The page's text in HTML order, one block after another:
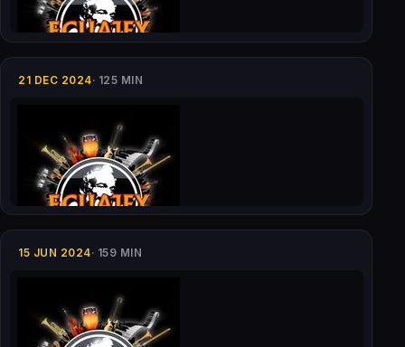
21 DEC 2024· 125 MIN
15 JUN 2024· 159 MIN